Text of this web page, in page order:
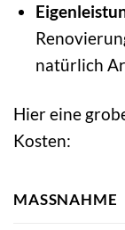
natürlich
Hier eine
Kosten:
MASSNAHME